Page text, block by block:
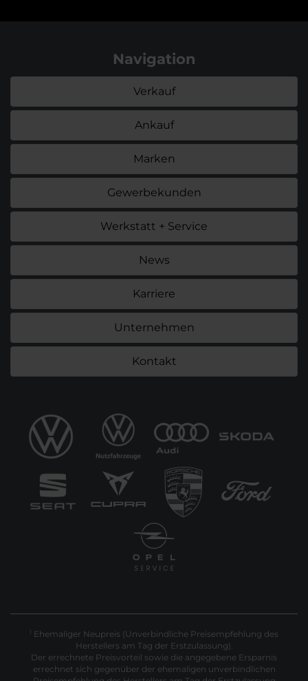
Navigation
Verkauf
Ankauf
Marken
Gewerbekunden
Werkstatt + Service
News
Karriere
Unternehmen
Kontakt
1 Ehemaliger Neupreis (Unverbindliche Preisempfehlung des
Herstellers am Tag der Erstzulassung).
Der errechnete Preisvorteil sowie die angegebene Ersparnis
errechnet sich gegenüber der ehemaligen unverbindlichen